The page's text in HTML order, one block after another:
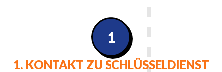
1. KONTAKT ZU SCHLÜSSELDIENST
1